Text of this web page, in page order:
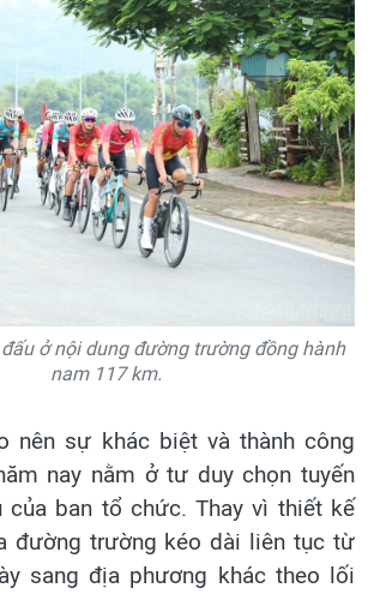
ở nội dung đường trường đồng hành
nam 117 km.
nên sự khác biệt và thành công
nay nằm ở tư duy chọn tuyến
của ban tổ chức. Thay vì thiết kế
đường trường kéo dài liên tục từ
sang địa phương khác theo lối